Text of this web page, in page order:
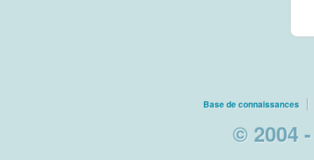
Base de connaissances
© 2004